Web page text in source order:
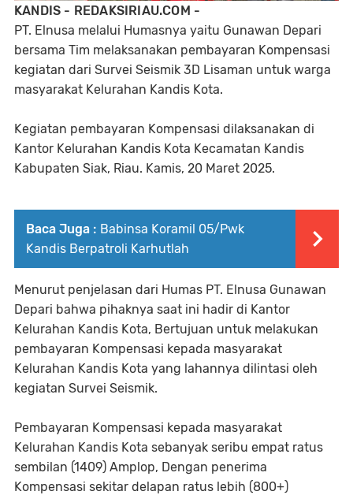
KANDIS - REDAKSIRIAU.COM -
PT. Elnusa melalui Humasnya yaitu Gunawan Depari
bersama Tim melaksanakan pembayaran Kompensasi
kegiatan dari Survei Seismik 3D Lisaman untuk warga
masyarakat Kelurahan Kandis Kota.
Kegiatan pembayaran Kompensasi dilaksanakan di
Kantor Kelurahan Kandis Kota Kecamatan Kandis
Kabupaten Siak, Riau. Kamis, 20 Maret 2025.
Baca Juga : Babinsa Koramil 05/Pwk
Kandis Berpatroli Karhutlah
Menurut penjelasan dari Humas PT. Elnusa Gunawan
Depari bahwa pihaknya saat ini hadir di Kantor
Kelurahan Kandis Kota, Bertujuan untuk melakukan
pembayaran Kompensasi kepada masyarakat
Kelurahan Kandis Kota yang lahannya dilintasi oleh
kegiatan Survei Seismik.
Pembayaran Kompensasi kepada masyarakat
Kelurahan Kandis Kota sebanyak seribu empat ratus
sembilan (1409) Amplop, Dengan penerima
Kompensasi sekitar delapan ratus lebih (800+)